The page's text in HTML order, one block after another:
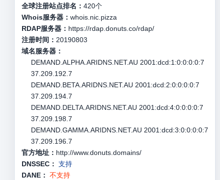
全球注册站点排名： 420个
Whois服务器： whois.nic.pizza
RDAP服务器： https://rdap.donuts.co/rdap/
注册时间： 20190803
域名服务器：
DEMAND.ALPHA.ARIDNS.NET.AU 2001:dcd:1:0:0:0:0:7
37.209.192.7
DEMAND.BETA.ARIDNS.NET.AU 2001:dcd:2:0:0:0:0:7
37.209.194.7
DEMAND.DELTA.ARIDNS.NET.AU 2001:dcd:4:0:0:0:0:7
37.209.198.7
DEMAND.GAMMA.ARIDNS.NET.AU 2001:dcd:3:0:0:0:0:7
37.209.196.7
官方地址： http://www.donuts.domains/
DNSSEC： 支持
DANE： 不支持